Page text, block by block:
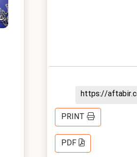
https://
PRINT
PDF